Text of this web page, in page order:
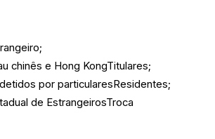
chinês e Hong KongTitulares;
por particularesResidentes;
de EstrangeirosTroca